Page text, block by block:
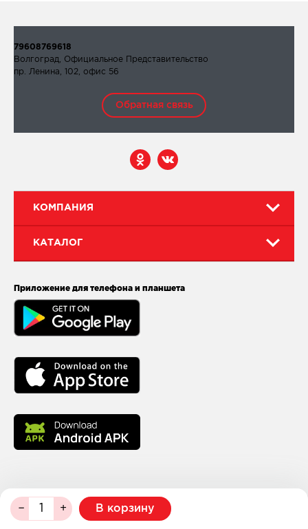
В корзину
КОМПАНИЯ
КАТАЛОГ
Приложение для телефона и планшета
79608769618
Волгоград, Официальное Представительство
пр. Ленина, 102, офис 56
Обратная связь
© 2026 МейТан